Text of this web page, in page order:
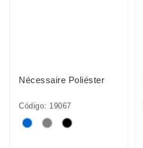
Nécessaire Poliéster
Código: 19067